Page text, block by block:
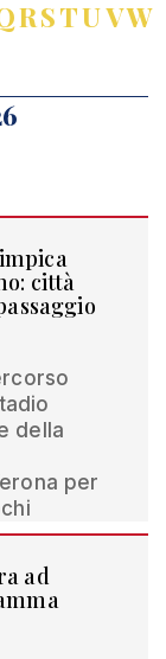
RSTUVW
città
della
per
ad